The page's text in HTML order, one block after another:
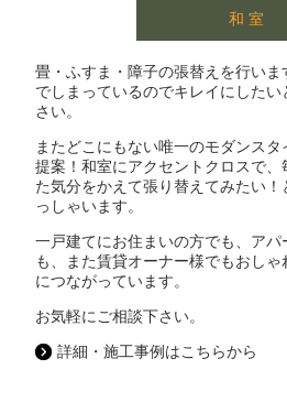
和 室
畳・ふすま・障子の張替えを行い
でしまっているのでキレイにした
さい。
またどこにもない唯一のモダンス
提案！和室にアクセントクロスで、
た気分をかえて張り替えてみたい
っしゃいます。
一戸建てにお住まいの方でも、ア
も、また賃貸オーナー様でもおし
につながっています。
お気軽にご相談下さい。
詳細・施工事例はこちらから